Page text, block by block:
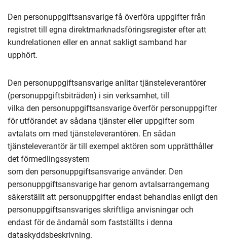
Den personuppgiftsansvarige få överföra uppgifter från
registret till egna direktmarknadsföringsregister efter att
kundrelationen eller en annat sakligt samband har
upphört.
Den personuppgiftsansvarige anlitar tjänsteleverantörer
(personuppgiftsbiträden) i sin verksamhet, till
vilka den personuppgiftsansvarige överför personuppgifter
för utförandet av sådana tjänster eller uppgifter som
avtalats om med tjänsteleverantören. En sådan
tjänsteleverantör är till exempel aktören som upprätthåller
det förmedlingssystem
som den personuppgiftsansvarige använder. Den
personuppgiftsansvarige har genom avtalsarrangemang
säkerställt att personuppgifter endast behandlas enligt den
personuppgiftsansvariges skriftliga anvisningar och
endast för de ändamål som fastställts i denna
dataskyddsbeskrivning.